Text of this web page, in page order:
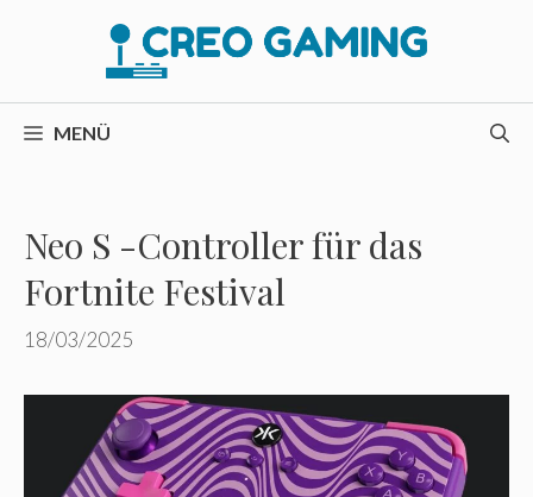
MENÜ
Neo S -Controller für das
Fortnite Festival
18/03/2025